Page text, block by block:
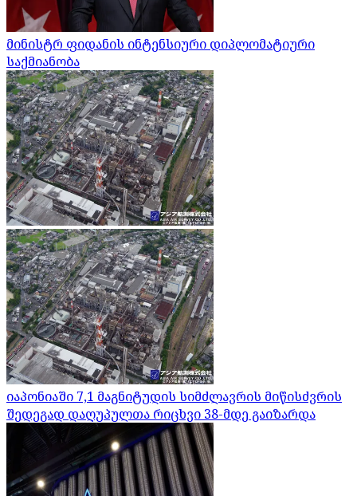
მინისტრ ფიდანის ინტენსიური დიპლომატიური
საქმიანობა
იაპონიაში 7,1 მაგნიტუდის სიმძლავრის მიწისძვრის
შედეგად დაღუპულთა რიცხვი 38-მდე გაიზარდა